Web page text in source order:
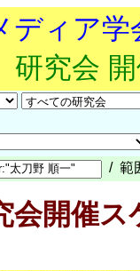
ディア
研究会
/ 範
会開催ス